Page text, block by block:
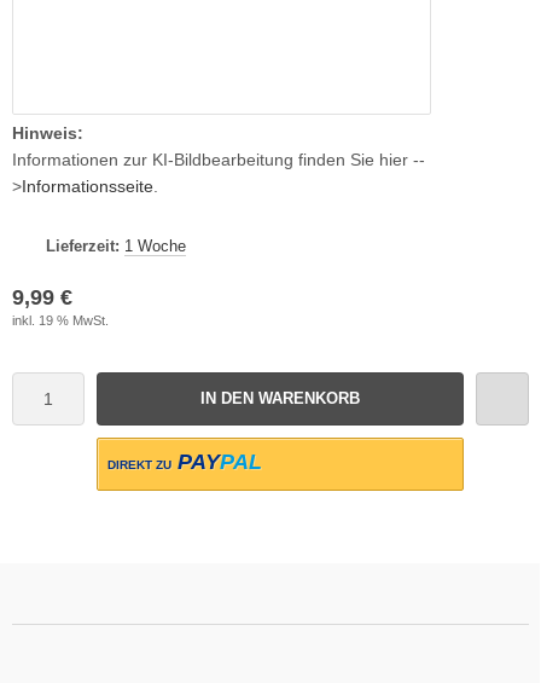
Hinweis:
Informationen zur KI-Bildbearbeitung finden Sie hier --
>Informationsseite
Lieferzeit: 1 Woche
9,99 €
inkl. 19 % MwSt.
IN DEN WARENKORB
DIREKT ZU PAYPAL